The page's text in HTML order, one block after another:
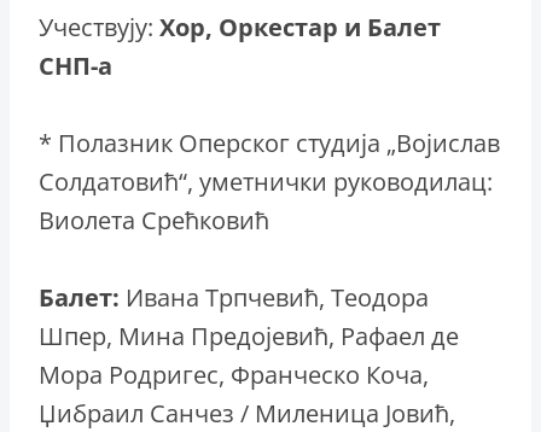
Учествују: Хор, Оркестар и Балет
СНП-а
* Полазник Оперског студија „Војислав
Солдатовић“, уметнички руководилац:
Виолета Срећковић
Балет: Ивана Трпчевић, Теодора
Шпер, Мина Предојевић, Рафаел де
Мора Родригес, Франческо Коча,
Џибраил Санчез / Миленица Јовић,